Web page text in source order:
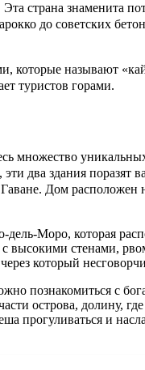
страна
до советских
которые называют
туристов горами.
множество
два здания поразят
Дом
Моро, которая
с высокими
который
познакомиться с
острова, долину,
прогуливаться и